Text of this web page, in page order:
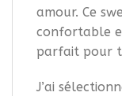
amour. Ce
confortable
parfait pour
J’ai